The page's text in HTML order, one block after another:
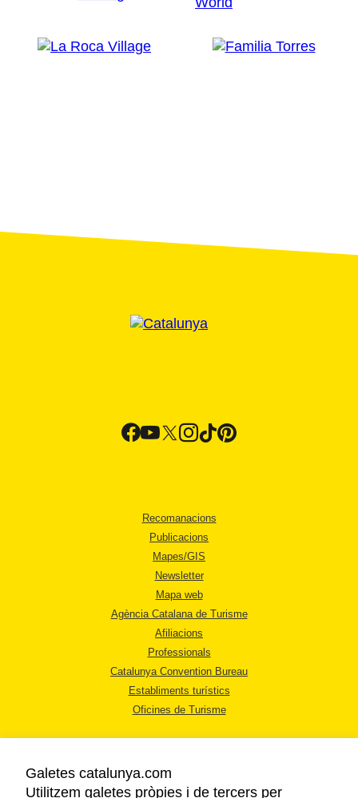
Recomanacions
Publicacions
Mapes/GIS
Newsletter
Mapa web
Agència Catalana de Turisme
Afiliacions
Professionals
Catalunya Convention Bureau
Establiments turístics
Oficines de Turisme
Galetes catalunya.com
Utilitzem galetes pròpies i de tercers per